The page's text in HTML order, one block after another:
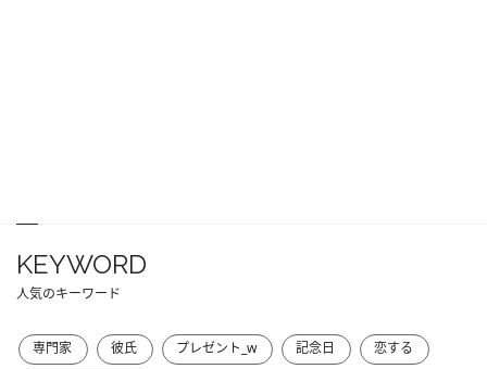
KEYWORD
人気のキーワード
専門家 彼氏 プレゼント_w 記念日
恋する